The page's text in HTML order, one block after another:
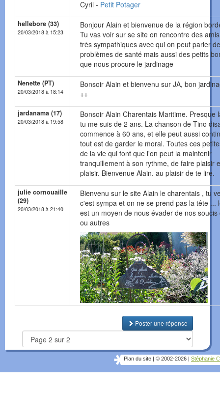
Cyril - Petit Potager
hellebore (33)
20/03/2018 à 15:23
Bonjour Alain et bienvenue de la région
Tu vas voir sur se site on rencontre des
très sympathiques avec qui on peut parler
problèmes de santé mais aussi des petits
que nous procure le jardinage
Nenette (PT)
20/03/2018 à 18:14
Bonsoir Alain et bienvenu sur JA, bon
++
jardanama (17)
20/03/2018 à 19:58
Bonsoir Alain Charentais Maritime. Presque
tu me suis de 2 ans. La chanson de Tino
commence à 60 ans, et elle peut aussi
tout est de garder le moral. Toutes ces
de la vie qui font que l'on peut la maintenir
tranquillement à son rythme, de faire plaisir
plaisir. Bienvenue Alain. au plaisir de te lire.
julie cornouaille
(29)
20/03/2018 à 21:40
Bienvenu sur le site Alain le charentais , tu
c'est sympa et on ne se prend pas la tête ...
est un moyen de nous évader de nos soucis
ou autres
Poster une réponse
Plan du site © 2002-2026 Stéphanie C